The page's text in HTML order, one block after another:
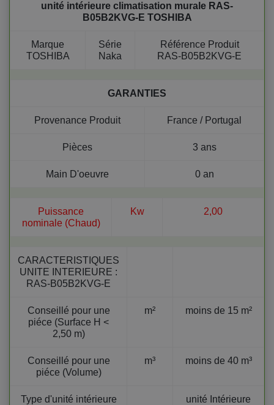
unité intérieure climatisation murale RAS-
B05B2KVG-E TOSHIBA
Marque
TOSHIBA
Série
Naka
Référence Produit
RAS-B05B2KVG-E
GARANTIES
Provenance Produit France / Portugal
Pièces 3 ans
Main D'oeuvre 0 an
Puissance
nominale (Chaud)
Kw 2,00
CARACTERISTIQUES
UNITE INTERIEURE :
RAS-B05B2KVG-E
Conseillé pour une
piéce (Surface H <
2,50 m)
m² moins de 15 m²
Conseillé pour une
piéce (Volume)
m³ moins de 40 m³
Type d'unité intérieure
unité Intérieure